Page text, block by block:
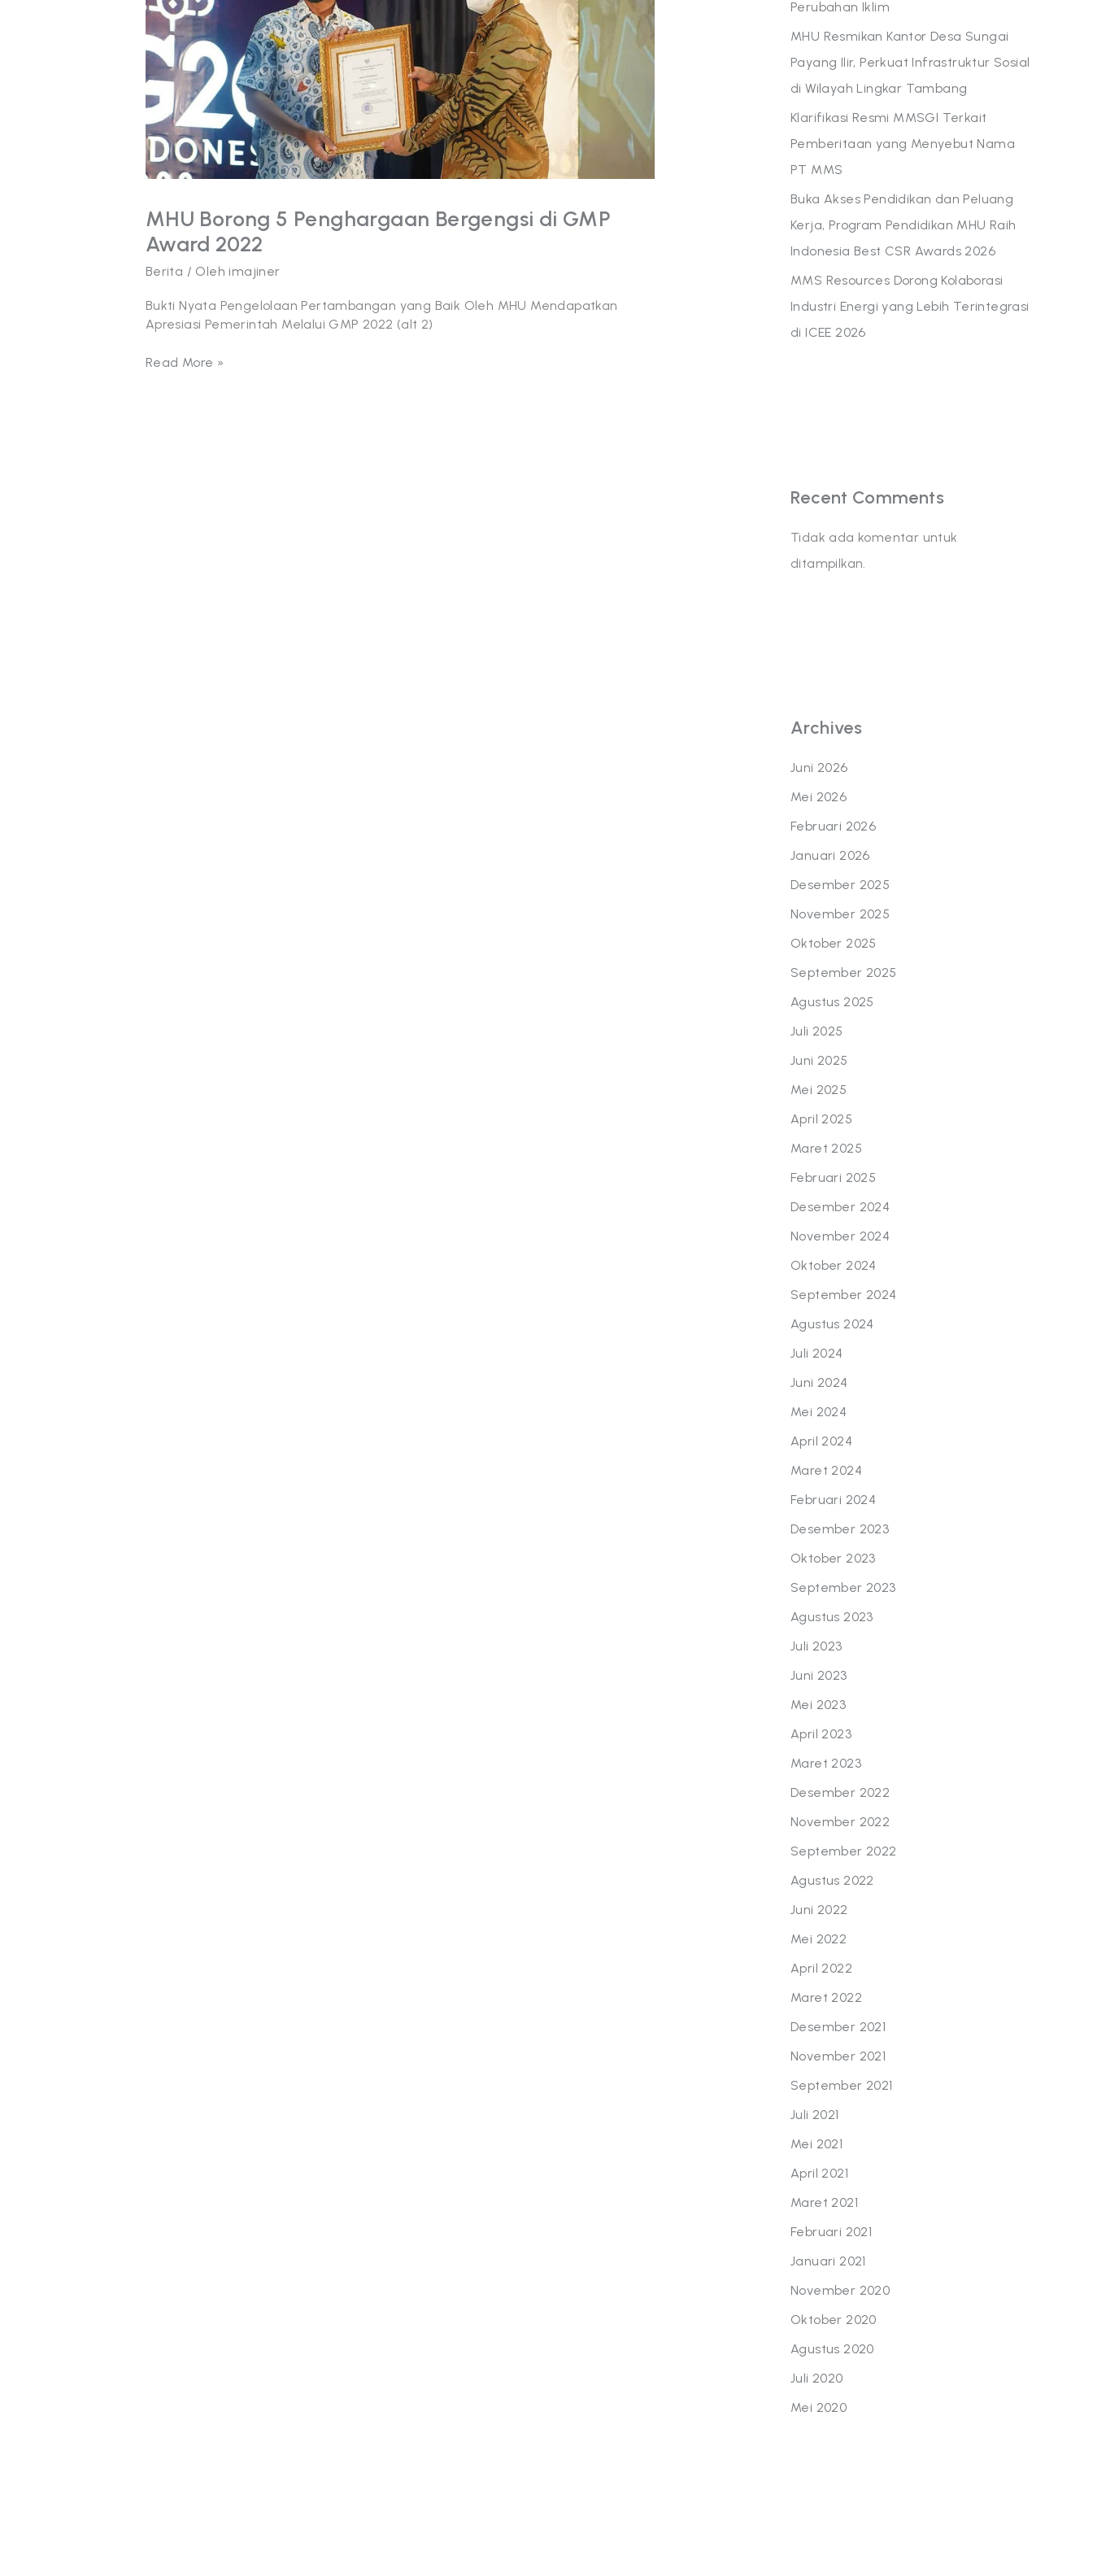
MHU Borong 5 Penghargaan Bergengsi di GMP
Award 2022
Berita / Oleh imajiner
Bukti Nyata Pengelolaan Pertambangan yang Baik Oleh MHU Mendapatkan
Apresiasi Pemerintah Melalui GMP 2022 (alt 2)
Bergengsi
GMP
Award
2022
Read More »
Perubahan Iklim
MHU Resmikan Kantor Desa Sungai
Payang Ilir, Perkuat Infrastruktur Sosial
di Wilayah Lingkar Tambang
Klarifikasi Resmi MMSGI Terkait
Pemberitaan yang Menyebut Nama
PT MMS
Buka Akses Pendidikan dan Peluang
Kerja, Program Pendidikan MHU Raih
Indonesia Best CSR Awards 2026
MMS Resources Dorong Kolaborasi
Industri Energi yang Lebih Terintegrasi
di ICEE 2026
Recent Comments
Tidak ada komentar untuk
ditampilkan.
Archives
Juni 2026
Mei 2026
Februari 2026
Januari 2026
Desember 2025
November 2025
Oktober 2025
September 2025
Agustus 2025
Juli 2025
Juni 2025
Mei 2025
April 2025
Maret 2025
Februari 2025
Desember 2024
November 2024
Oktober 2024
September 2024
Agustus 2024
Juli 2024
Juni 2024
Mei 2024
April 2024
Maret 2024
Februari 2024
Desember 2023
Oktober 2023
September 2023
Agustus 2023
Juli 2023
Juni 2023
Mei 2023
April 2023
Maret 2023
Desember 2022
November 2022
September 2022
Agustus 2022
Juni 2022
Mei 2022
April 2022
Maret 2022
Desember 2021
November 2021
September 2021
Juli 2021
Mei 2021
April 2021
Maret 2021
Februari 2021
Januari 2021
November 2020
Oktober 2020
Agustus 2020
Juli 2020
Mei 2020